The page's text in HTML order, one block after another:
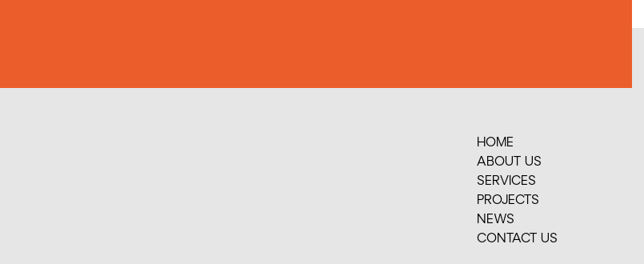
HOME
ABOUT US
SERVICES
PROJECTS
ΝΕWS
CONTACT US